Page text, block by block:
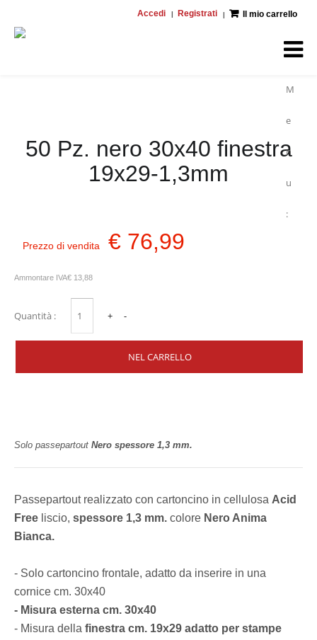
Accedi Registrati Il mio carrello
M
e
n
u
:
50 Pz. nero 30x40 finestra
19x29-1,3mm
Prezzo di vendita € 76,99
Ammontare IVA€ 13,88
Quantità :
Solo passepartout Nero spessore 1,3 mm.
Passepartout realizzato con cartoncino in cellulosa Acid
Free liscio, spessore 1,3 mm. colore Nero Anima
Bianca.
- Solo cartoncino frontale, adatto da inserire in una
cornice cm. 30x40
- Misura esterna cm. 30x40
- Misura della finestra cm. 19x29 adatto per stampe